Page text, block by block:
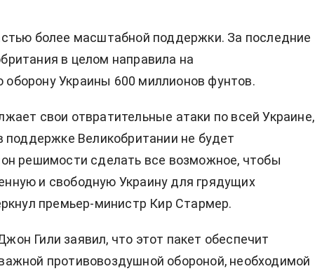
более масштабной поддержки. За последние
в целом направила на
Украины 600 миллионов фунтов.
свои отвратительные атаки по всей Украине,
поддержке Великобритании не будет
решимости сделать все возможное, чтобы
и свободную Украину для грядущих
премьер-министр Кир Стармер.
Гили заявил, что этот пакет обеспечит
противовоздушной обороной, необходимой